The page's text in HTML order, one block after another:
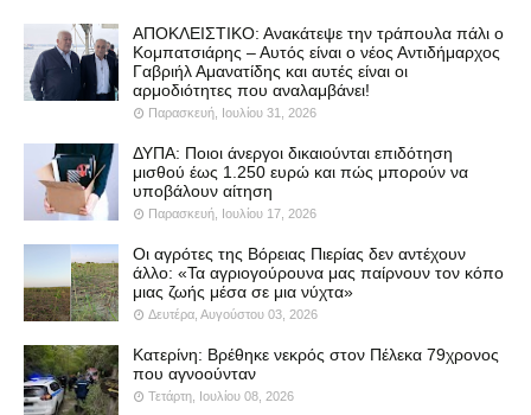
ΑΠΟΚΛΕΙΣΤΙΚΟ: Ανακάτεψε την τράπουλα πάλι ο
Κομπατσιάρης – Αυτός είναι ο νέος Αντιδήμαρχος
Γαβριήλ Αμανατίδης και αυτές είναι οι
αρμοδιότητες που αναλαμβάνει!
Παρασκευή, Ιουλίου 31, 2026
ΔΥΠΑ: Ποιοι άνεργοι δικαιούνται επιδότηση
μισθού έως 1.250 ευρώ και πώς μπορούν να
υποβάλουν αίτηση
Παρασκευή, Ιουλίου 17, 2026
Οι αγρότες της Βόρειας Πιερίας δεν αντέχουν
άλλο: «Τα αγριογούρουνα μας παίρνουν τον κόπο
μιας ζωής μέσα σε μια νύχτα»
Δευτέρα, Αυγούστου 03, 2026
Κατερίνη: Βρέθηκε νεκρός στον Πέλεκα 79χρονος
που αγνοούνταν
Τετάρτη, Ιουλίου 08, 2026